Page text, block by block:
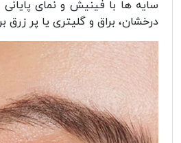
سایه ها با فینیش و نمای
درخشان، براق و گلیتری یا پر زرق